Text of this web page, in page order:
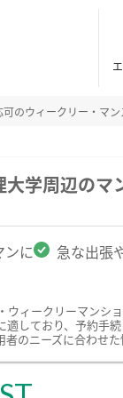
可のウィークリー・マ
学周辺のマ
ンに 急な出張
ィークリーマン
しており、予約手
のニーズに合わせた